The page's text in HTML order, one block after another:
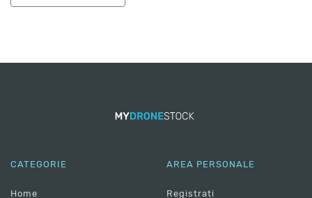
CATEGORIE
Home
AREA PERSONALE
Registrati